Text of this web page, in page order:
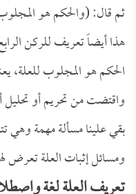
ثم قال: (والحكم هو
هذا أيضاً تعريف للركن
الحكم هو المجلوب للعلة،
واقتضت من تحريم أو
بقي علينا مسألة مهمة وهي
ومسائل إثبات العلة تعرض